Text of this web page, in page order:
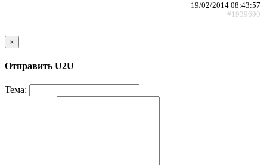
19/02/2014 08:43:57
#1939690
×
Отправить U2U
Тема: